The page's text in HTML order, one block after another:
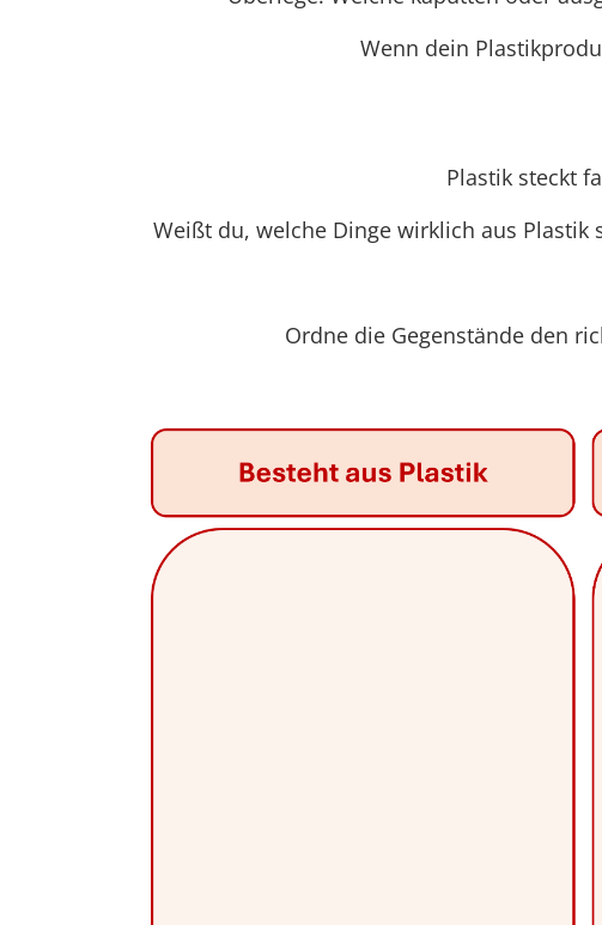
Wenn dein
Plastik steckt
Weißt du, welche Dinge wirklich aus
Ordne die Gegenstände den